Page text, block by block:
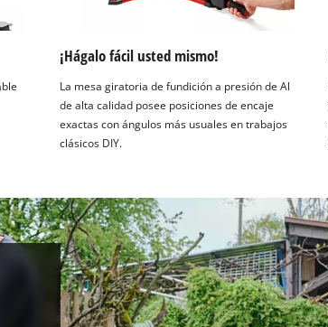
¡Hágalo fácil usted mismo!
La mesa giratoria de fundición a presión de Al
de alta calidad posee posiciones de encaje
exactas con ángulos más usuales en trabajos
clásicos DIY.